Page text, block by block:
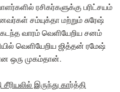
ரசிகர்களுக்கு பரிட்சயம்
சம்யுக்தா மற்றும் சுரேஷ்
வாரம் வெளியேறிய சனம்
வெளியேறிய ஜித்தன் ரமேஷ்
ஒரு முகம்தான்.
சீரியலில் இருந்து கார்த்தி